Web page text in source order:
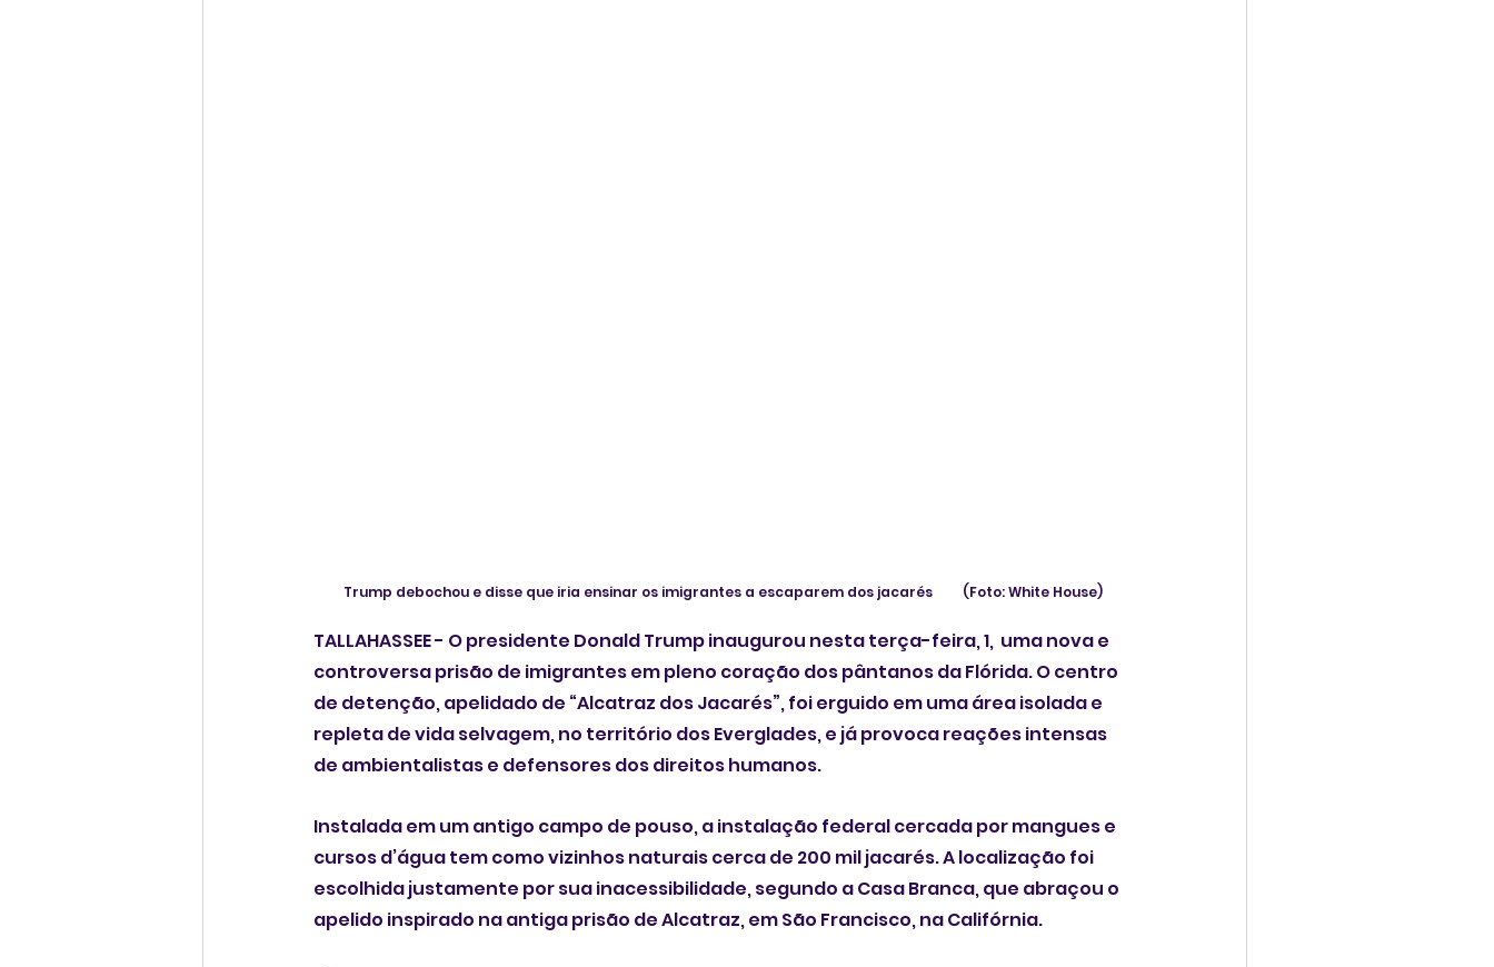
Trump debochou e disse que iria ensinar os imigrantes a escaparem dos jacarés         (Foto: White House)
TALLAHASSEE - O presidente Donald Trump inaugurou nesta terça-feira, 1,  uma nova e
controversa prisão de imigrantes em pleno coração dos pântanos da Flórida. O centro
de detenção, apelidado de “Alcatraz dos Jacarés”, foi erguido em uma área isolada e
repleta de vida selvagem, no território dos Everglades, e já provoca reações intensas
de ambientalistas e defensores dos direitos humanos.
Instalada em um antigo campo de pouso, a instalação federal cercada por mangues e
cursos d’água tem como vizinhos naturais cerca de 200 mil jacarés. A localização foi
escolhida justamente por sua inacessibilidade, segundo a Casa Branca, que abraçou o
apelido inspirado na antiga prisão de Alcatraz, em São Francisco, na Califórnia.